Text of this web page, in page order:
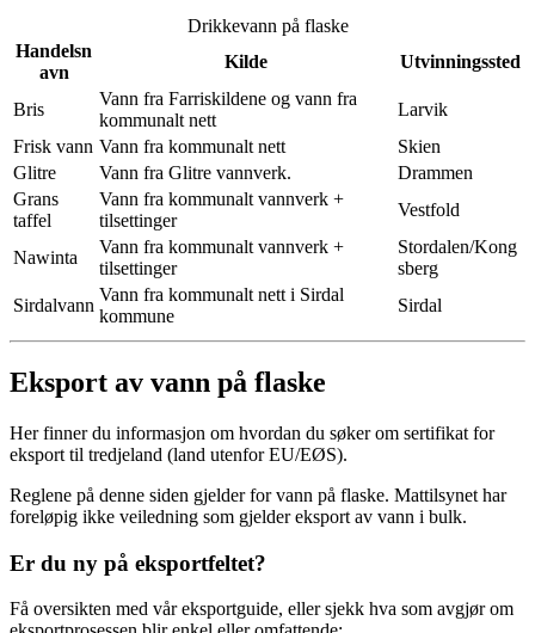
Drikkevann på flaske
Handelsn
avn
Kilde Utvinningssted
Bris
Vann fra Farriskildene og vann fra
kommunalt nett
Larvik
Frisk vann Vann fra kommunalt nett
Skien
Glitre
Vann fra Glitre vannverk.
Drammen
Grans
taffel
Vann fra kommunalt vannverk +
tilsettinger
Vestfold
Nawinta
Vann fra kommunalt vannverk +
tilsettinger
Stordalen/Kong
sberg
Sirdalvann
Vann fra kommunalt nett i Sirdal
kommune
Sirdal
Eksport av vann på flaske
Her finner du informasjon om hvordan du søker om sertifikat for
eksport til tredjeland (land utenfor EU/EØS).
Reglene på denne siden gjelder for vann på flaske. Mattilsynet har
foreløpig ikke veiledning som gjelder eksport av vann i bulk.
Er du ny på eksportfeltet?
Få oversikten med vår eksportguide, eller sjekk hva som avgjør om